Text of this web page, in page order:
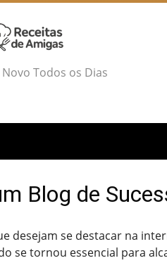
Todos os Dias
Blog de
desejam se destacar na
se tornou essencial para